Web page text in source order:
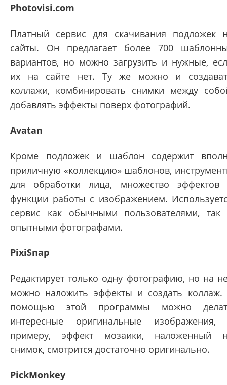
Photovisi.com
Платный сервис для скачивания подложек
сайты. Он предлагает более 700
вариантов, но можно загрузить и нужные,
их на сайте нет. Ту же можно и
коллажи, комбинировать снимки между
добавлять эффекты поверх фотографий.
Avatan
Кроме подложек и шаблон содержит
приличную «коллекцию» шаблонов,
для обработки лица, множество эффектов
функции работы с изображением.
сервис как обычными пользователями, так
опытными фотографами.
PixiSnap
Редактирует только одну фотографию, но на
можно наложить эффекты и создать коллаж.
помощью этой программы можно
интересные оригинальные изображения,
примеру, эффект мозаики, наложенный
снимок, смотрится достаточно оригинально.
PickMonkey